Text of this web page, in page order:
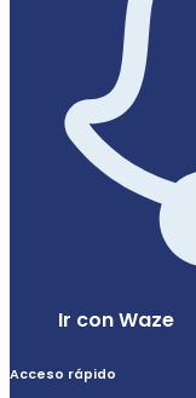
Ir con Waze
Acceso rápido